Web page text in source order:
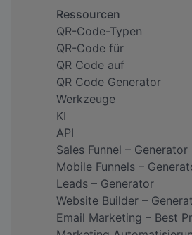
Ressourcen
QR-Code-Typen
QR-Code für
QR Code auf
QR Code Generator
Werkzeuge
KI
API
Sales Funnel – Generator
Mobile Funnels –
Leads – Generator
Website Builder –
Email Marketing – Best